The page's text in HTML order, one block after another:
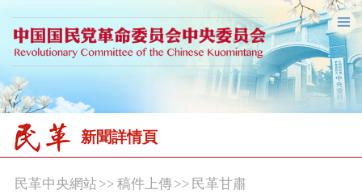
新聞詳情頁
民革中央網站>> 稿件上傳>> 民革甘肅